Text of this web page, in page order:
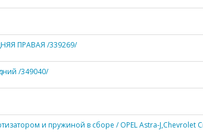
ПРАВАЯ /339269/
/349040/
и пружиной в сборе / OPEL Astra-J,Chevrolet